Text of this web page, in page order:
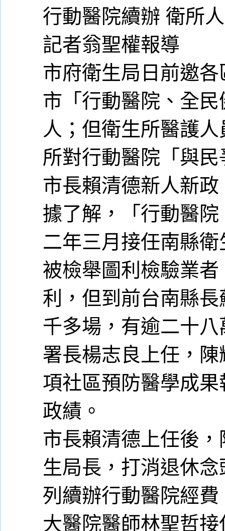
行動醫院續辦 衛所
記者翁聖權報導
市府衛生局日前邀
市「行動醫院、全
人；但衛生所醫護
所對行動醫院「與
市長賴清德新人新政
據了解，「行動醫
二年三月接任南縣
被檢舉圖利檢驗業
利，但到前台南縣
千多場，有逾二十
署長楊志良上任，
項社區預防醫學成
政績。
市長賴清德上任後
生局長，打消退休
列續辦行動醫院經
大醫院醫師林聖哲